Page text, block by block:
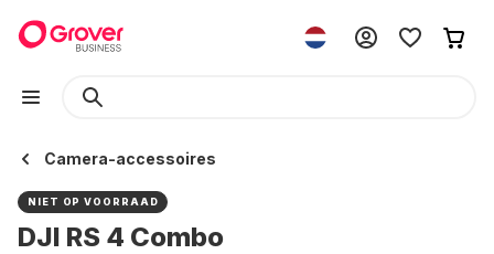
Camera-accessoires
NIET OP VOORRAAD
DJI RS 4 Combo